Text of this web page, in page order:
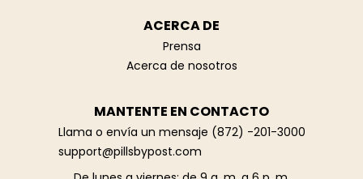
ACERCA DE
Prensa
Acerca de nosotros
MANTENTE EN CONTACTO
Llama o envía un mensaje (872) -201-3000
support@pillsbypost.com